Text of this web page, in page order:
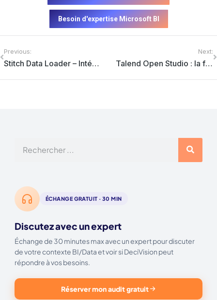
Besoin d'expertise Microsoft BI
Previous:
Stitch Data Loader – Intégrez et répliquez vos données rapidement
Next:
Talend Open Studio : la fin d’une ère
ÉCHANGE GRATUIT · 30 MIN
Discutez avec un expert
Échange de 30 minutes max avec un expert pour discuter
de votre contexte BI/Data et voir si DeciVision peut
répondre à vos besoins.
Réserver mon audit gratuit